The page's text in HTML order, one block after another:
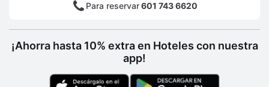
Para reservar601 743 6620
¡Ahorra hasta 10% extra en Hoteles con nuestra
app!